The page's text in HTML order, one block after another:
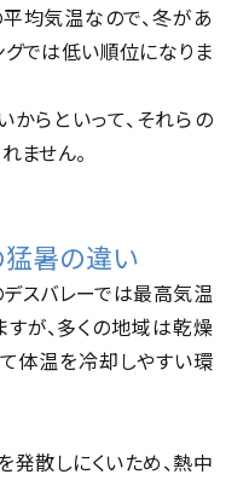
均気温なので、冬があ
では低い順位になりま
らといって、それらの
ません。
暑の違い
スバレーでは最高気温
が、多くの地域は乾燥
体温を冷却しやすい環
発散しにくいため、熱中